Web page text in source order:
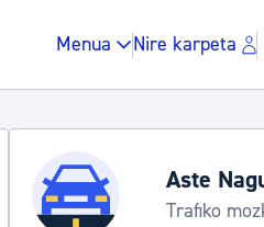
Menua Nire karpeta
Aste Nagusia 2026:
Abuztuak 8-15